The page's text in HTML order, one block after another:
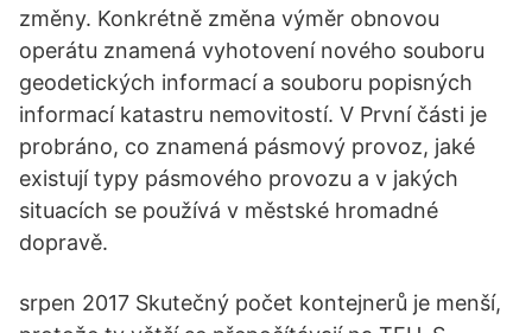
změny. Konkrétně změna výměr obnovou
operátu znamená vyhotovení nového souboru
geodetických informací a souboru popisných
informací katastru nemovitostí. V První části je
probráno, co znamená pásmový provoz, jaké
existují typy pásmového provozu a v jakých
situacích se používá v městské hromadné
dopravě.
srpen 2017 Skutečný počet kontejnerů je menší,